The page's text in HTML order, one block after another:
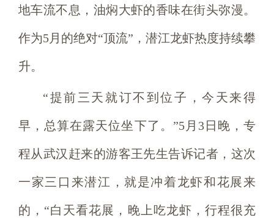
地车流不息，油焖大虾的香味在街头弥漫。
作为5月的绝对“顶流”，潜江龙虾热度持续攀
升。
“提前三天就订不到位子，今天来得
早，总算在露天位坐下了。”5月3日晚，专
程从武汉赶来的游客王先生告诉记者，这次
一家三口来潜江，就是冲着龙虾和花展来
的，“白天看花展，晚上吃龙虾，行程很充